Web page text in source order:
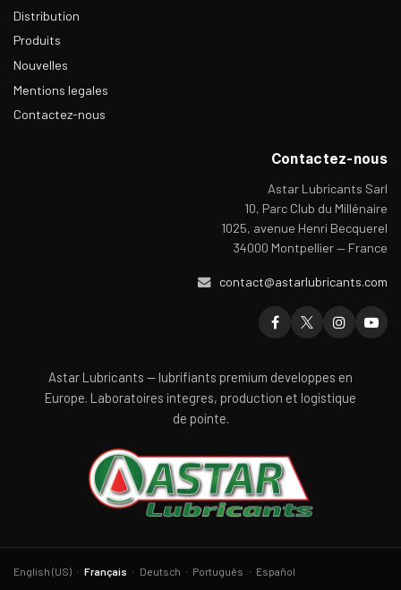
Distribution
Produits
Nouvelles
Mentions legales
Contactez-nous
Astar Lubricants — lubrifiants premium developpes en
Europe. Laboratoires integres, production et logistique
de pointe.
Contactez-nous
Astar Lubricants Sarl
10, Parc Club du Millénaire
1025, avenue Henri Becquerel
34000 Montpellier — France
contact@astarlubricants.com
English (US) · Français · Deutsch · Português · Español